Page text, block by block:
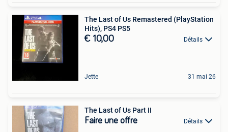
The Last of Us Remastered (PlayStation
Hits), PS4 PS5
€ 10,00 Détails
Jette 31 mai 26
The Last of Us Part II
Faire une offre Détails